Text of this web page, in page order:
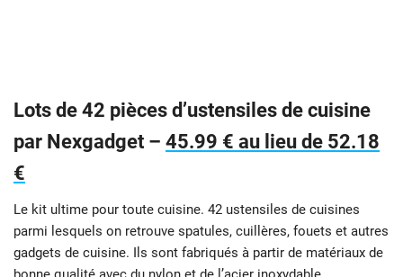
Lots de 42 pièces d’ustensiles de cuisine
par Nexgadget – 45.99 € au lieu de 52.18
€
Le kit ultime pour toute cuisine. 42 ustensiles de cuisines
parmi lesquels on retrouve spatules, cuillères, fouets et autres
gadgets de cuisine. Ils sont fabriqués à partir de matériaux de